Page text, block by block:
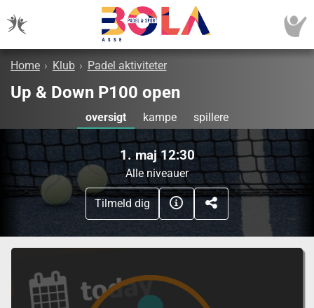
Home › Klub › Padel aktiviteter
Up & Down P100 open
oversigt kampe spillere
1. maj 12:30
Alle niveauer
Tilmeld dig